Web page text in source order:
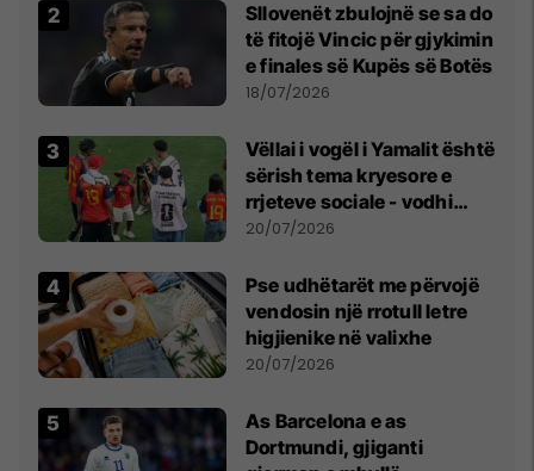
Sllovenët zbulojnë se sa do
të fitojë Vincic për gjykimin
e finales së Kupës së Botës
18/07/2026
Vëllai i vogël i Yamalit është
sërish tema kryesore e
rrjeteve sociale - vodhi
vëmendjen pas finales së
20/07/2026
Pse udhëtarët me përvojë
vendosin një rrotull letre
higjienike në valixhe
20/07/2026
As Barcelona e as
Dortmundi, gjiganti